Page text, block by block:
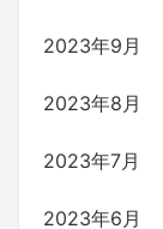
2023年9月
2023年8月
2023年7月
2023年6月